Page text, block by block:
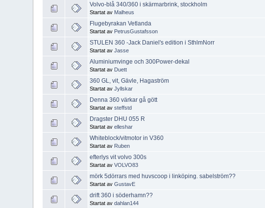
Volvo-blå 340/360 i skärmarbrink, stockholm
Startat av Malheus
Flugebyrakan Vetlanda
Startat av PetrusGustafsson
STULEN 360 -Jack Daniel's edition i SthlmNorr
Startat avJasse
Aluminiumvinge och 300Power-dekal
Startat av Duett
360 GL, vit, Gävle, Hagaström
Startat avJyllskar
Denna 360 värkar gå gött
Startat avsteffstd
Dragster DHU 055 R
Startat avelleshar
Whiteblock/vitmotor in V360
Startat av Ruben
efterlys vit volvo 300s
Startat avVOLVO83
mörk 5dörrars med huvscoop i linköping. sabelström??
Startat avGustavE
drift 360 i söderhamn??
Startat avdahlan144